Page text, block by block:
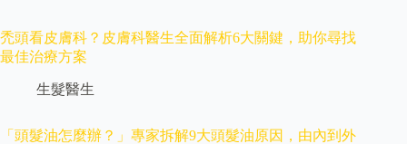
禿頭看皮膚科？皮膚科醫生全面解析6大關鍵，助你尋找
最佳治療方案
生髮醫生
「頭髮油怎麼辦？」專家拆解9大頭髮油原因，由內到外